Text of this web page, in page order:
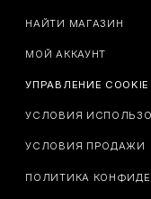
НАЙТИ МАГАЗИН
МОЙ АККАУНТ
УПРАВЛЕНИЕ
УСЛОВИЯ
УСЛОВИЯ ПРОДАЖИ
ПОЛИТИКА